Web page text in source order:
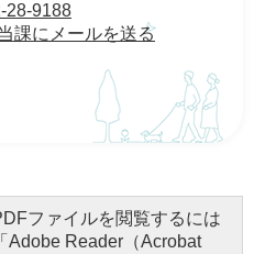
28-9188
課にメールを送る
ファイルを閲覧するには
「Adobe Reader（Acrobat